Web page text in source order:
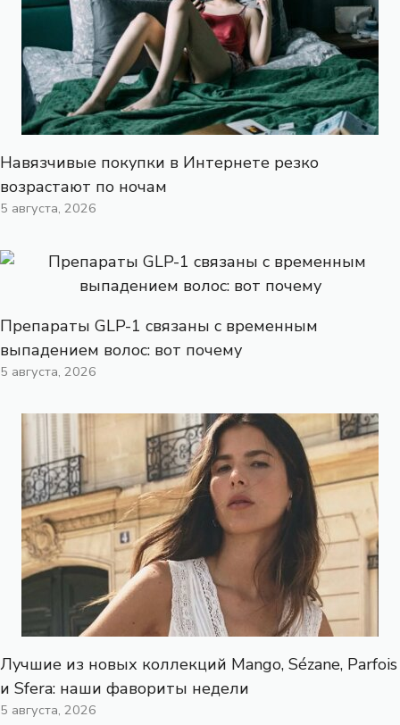
Навязчивые покупки в Интернете резко
возрастают по ночам
5 августа, 2026
Препараты GLP-1 связаны с временным
выпадением волос: вот почему
5 августа, 2026
Лучшие из новых коллекций Mango, Sézane, Parfois
и Sfera: наши фавориты недели
5 августа, 2026